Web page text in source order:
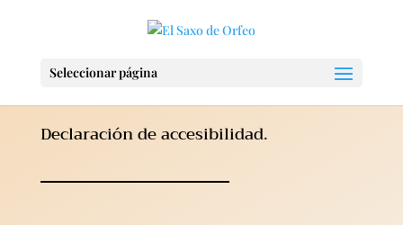
Seleccionar página
Declaración de accesibilidad.